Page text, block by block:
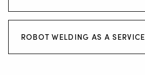
ROBOT WELDING AS A SERVICE